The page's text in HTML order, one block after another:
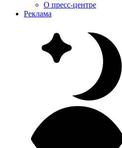
О пресс-центре
Реклама